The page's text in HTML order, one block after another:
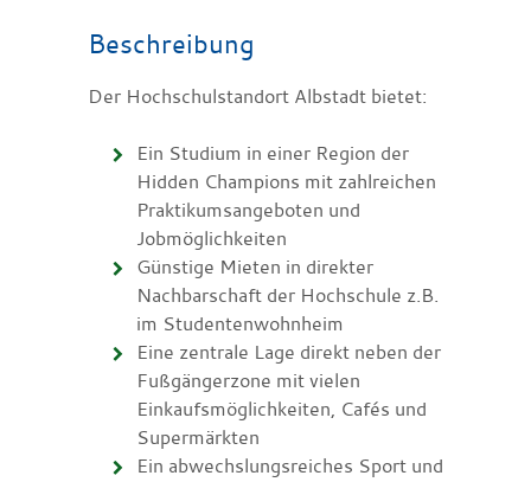
Beschreibung
Der Hochschulstandort Albstadt bietet:
Ein Studium in einer Region der
Hidden Champions mit zahlreichen
Praktikumsangeboten und
Jobmöglichkeiten
Günstige Mieten in direkter
Nachbarschaft der Hochschule z.B.
im Studentenwohnheim
Eine zentrale Lage direkt neben der
Fußgängerzone mit vielen
Einkaufsmöglichkeiten, Cafés und
Supermärkten
Ein abwechslungsreiches Sport und